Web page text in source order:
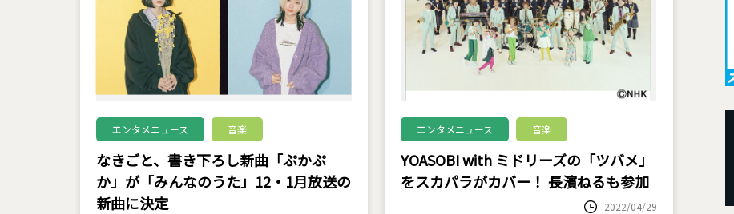
エンタメニュース 音楽
なきごと、書き下ろし新曲「ぷかぷ
か」が「みんなのうた」12・1月放送の
新曲に決定
エンタメニュース 音楽
YOASOBI with ミドリーズの「ツバメ」
をスカパラがカバー！ 長濱ねるも参加
2022/04/29